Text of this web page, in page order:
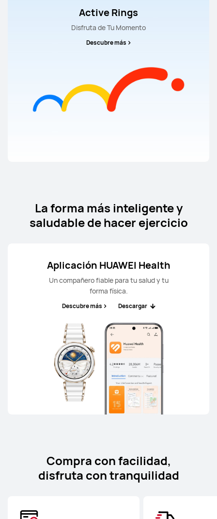
Active Rings
Disfruta de Tu Momento
Descubre más
La forma más inteligente y
saludable de hacer ejercicio
Aplicación HUAWEI Health
Un compañero fiable para tu salud y tu
forma física.
Descubre más Descargar
Compra con facilidad,
disfruta con tranquilidad